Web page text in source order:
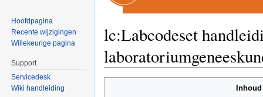
lc:Labcodeset
Inhoud
Hoofdpagina
Recente wijzigingen
Willekeurige pagina
Support
Servicedesk
Wiki handleiding